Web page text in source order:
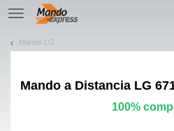
TE
navigation
Mando LG
Mando a Distancia LG
100%
¡Permítenos presentarte nuestras cookies!